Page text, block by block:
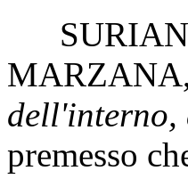
MARZANA
dell'interno,
premesso